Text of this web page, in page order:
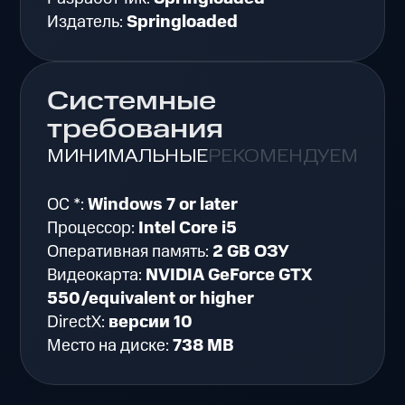
Издатель:Springloaded
Системные
требования
МИНИМАЛЬНЫЕРЕКОМЕНДУЕМЫЕ
ОС *:Windows 7 or later
Процессор: Intel Core i5
Оперативная память: 2 GB ОЗУ
Видеокарта: NVIDIA GeForce GTX
550/equivalent or higher
DirectX: версии 10
Место на диске:738 MB